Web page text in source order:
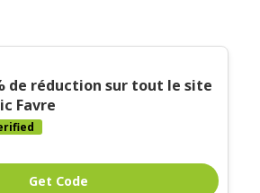
de réduction sur tout le site
Favre
Get Code